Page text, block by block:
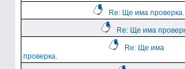
Re: Ще има проверка.
Re: Ще има
Re: Ще има
проверка.